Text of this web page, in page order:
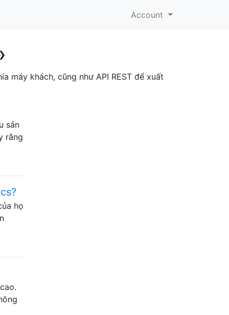
Account
máy khách, cũng như API REST để xuất
sản
rằng
họ